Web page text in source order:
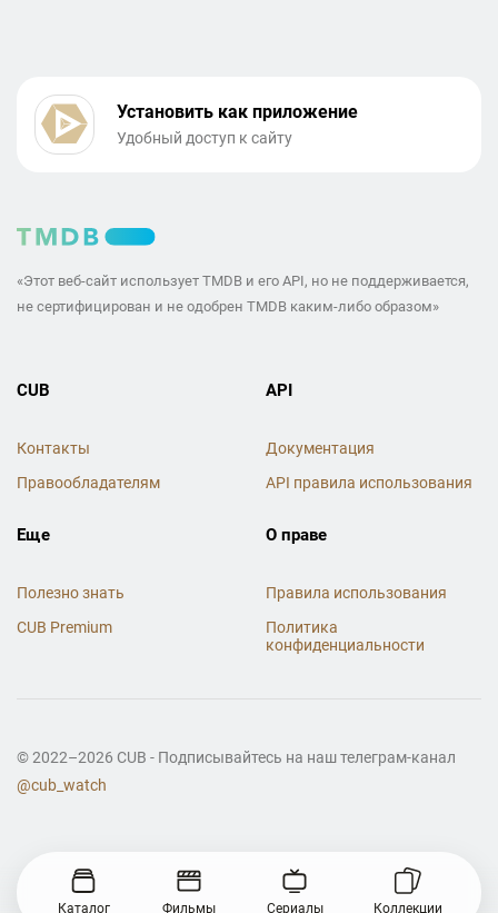
Каталог Фильмы Сериалы Коллекции
Установить как приложение
Удобный доступ к сайту
«Этот веб-сайт использует TMDB и его API, но не поддерживается,
не сертифицирован и не одобрен TMDB каким-либо образом»
CUB
Контакты
Правообладателям
API
Документация
API правила использования
Еще
Полезно знать
CUB Premium
О праве
Правила использования
Политика
конфиденциальности
© 2022–2026 CUB - Подписывайтесь на наш телеграм-канал
@cub_watch